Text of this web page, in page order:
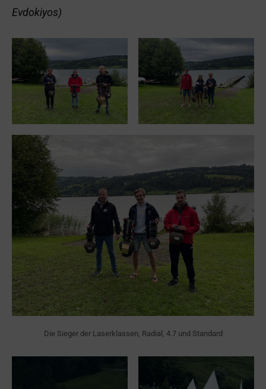
Evdokiyos)
Die Sieger der Laserklassen, Radial, 4.7 und Standard